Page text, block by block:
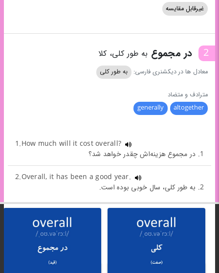
غیرقابل مقایسه
2 در مجموع به طور کلی، کلا
معادل ها در دیکشنری فارسی: به طور کلی
مترادف و متضاد
altogether
generally
1.How much will it cost overall?
1. در مجموع هزینه‌اش چقدر خواهد شد؟
2.Overall, it has been a good year.
2. به طور کلی، سال خوبی بوده است.